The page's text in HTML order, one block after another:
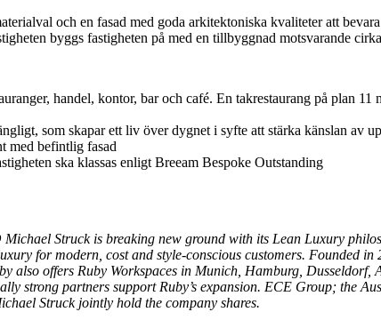
och en fasad med goda arkitektoniska kvaliteter att
byggs fastigheten på med en tillbyggnad motsvarande
handel, kontor, bar och café. En takrestaurang på plan
som skapar ett liv över dygnet i syfte att stärka känslan av
med befintlig fasad
ska klassas enligt Breeam Bespoke Outstanding
Struck is breaking new ground with its Lean Luxury
for modern, cost and style-conscious customers. Founded
also offers Ruby Workspaces in Munich, Hamburg, Dusseldorf,
strong partners support Ruby’s expansion. ECE Group; the
Struck jointly hold the company shares.